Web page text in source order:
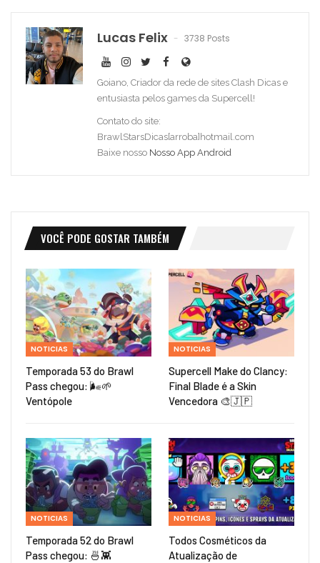
Lucas Felix 3738 Posts
Goiano, Criador da rede de sites Clash Dicas e
entusiasta pelos games da Supercell!
Contato do site:
BrawlStarsDicas[arroba]hotmail.com
Baixe nosso Nosso App Android
VOCÊ PODE GOSTAR TAMBÉM
NOTICIAS
Temporada 53 do Brawl
Pass chegou: 🌬️🌱
Ventópole
NOTICIAS
Supercell Make do Clancy:
Final Blade é a Skin
Vencedora 🎨🇯🇵
NOTICIAS
Temporada 52 do Brawl
Pass chegou: 🍜👾
NOTICIAS
Todos Cosméticos da
Atualização de